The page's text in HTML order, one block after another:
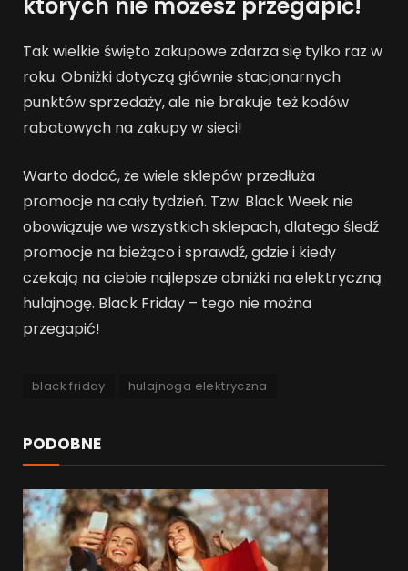
Tak wielkie święto zakupowe zdarza się tylko raz w
roku. Obniżki dotyczą głównie stacjonarnych
punktów sprzedaży, ale nie brakuje też kodów
rabatowych na zakupy w sieci!
Warto dodać, że wiele sklepów przedłuża
promocje na cały tydzień. Tzw. Black Week nie
obowiązuje we wszystkich sklepach, dlatego śledź
promocje na bieżąco i sprawdź, gdzie i kiedy
czekają na ciebie najlepsze obniżki na elektryczną
hulajnogę. Black Friday – tego nie można
przegapić!
black friday hulajnoga elektryczna
PODOBNE